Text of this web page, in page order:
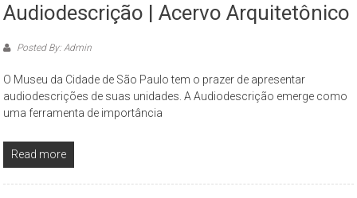
Audiodescrição | Acervo Arquitetônico
Posted By: Admin
O Museu da Cidade de São Paulo tem o prazer de apresentar
audiodescrições de suas unidades. A Audiodescrição emerge como
uma ferramenta de importância
Read more